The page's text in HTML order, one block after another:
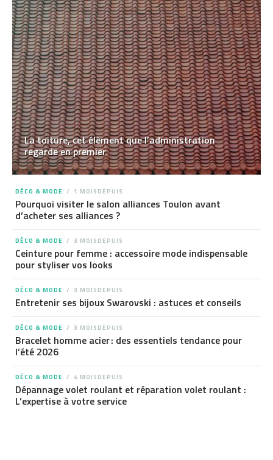
La toiture, cet élément que l’administration
regarde en premier
DÉCO & MODE 1 MOISDEPUIS
Pourquoi visiter le salon alliances Toulon avant
d’acheter ses alliances ?
DÉCO & MODE 3 MOISDEPUIS
Ceinture pour femme : accessoire mode indispensable
pour styliser vos looks
DÉCO & MODE 3 MOISDEPUIS
Entretenir ses bijoux Swarovski : astuces et conseils
DÉCO & MODE 3 MOISDEPUIS
Bracelet homme acier : des essentiels tendance pour
l’été 2026
DÉCO & MODE 4 MOISDEPUIS
Dépannage volet roulant et réparation volet roulant :
L’expertise à votre service